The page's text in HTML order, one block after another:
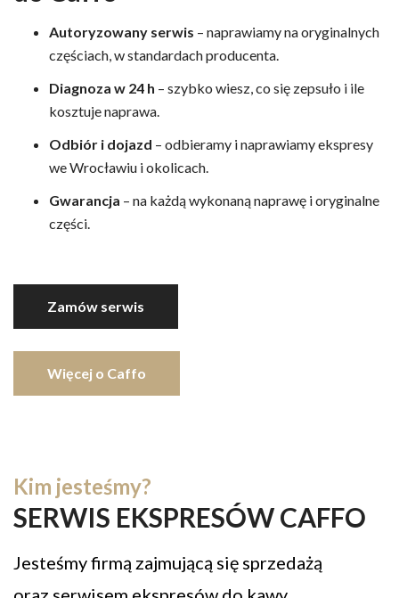
Autoryzowany serwis – naprawiamy na oryginalnych
częściach, w standardach producenta.
Diagnoza w 24 h – szybko wiesz, co się zepsuło i ile
kosztuje naprawa.
Odbiór i dojazd – odbieramy i naprawiamy ekspresy
we Wrocławiu i okolicach.
Gwarancja – na każdą wykonaną naprawę i oryginalne
części.
Zamów serwis
Więcej o Caffo
Kim jesteśmy?
SERWIS EKSPRESÓW CAFFO
Jesteśmy firmą zajmującą się sprzedażą